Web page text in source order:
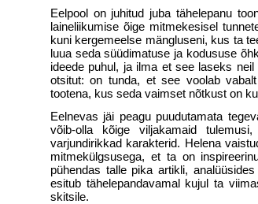
Eelpool on juhitud juba tähelepanu
laineliikumise õige mitmekesisel
kuni kergemeelse mängluseni, kus ta
luua seda süüdimatuse ja kodususe
ideede puhul, ja ilma et see laseks
otsitut: on tunda, et see voolab
tootena, kus seda vaimset nõtkust on
Eelnevas jäi peagu puudutamata
võib-olla kõige viljakamaid
varjundirikkad karakterid. Helena
mitmekülgsusega, et ta on
pühendas talle pika artikli,
esitub tähelepandavamal kujul ta
skitsile.